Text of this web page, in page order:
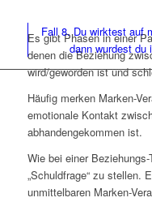
Fall 8. Du wirktest auf
dann wurdest du
Es gibt Phasen in einer
denen die Beziehung
wird/geworden ist und
Häufig merken Marken-
emotionale Kontakt
abhandengekommen ist.
Wie bei einer
„Schuldfrage“ zu stellen.
unmittelbaren Marken-